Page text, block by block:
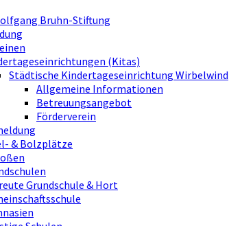
Bruhn-Stiftung
(Kitas)
Städtische Kindertageseinrichtung Wirbelwind
Allgemeine Informationen
Betreuungsangebot
Förderverein
& Bolzplätze
Grundschule & Hort